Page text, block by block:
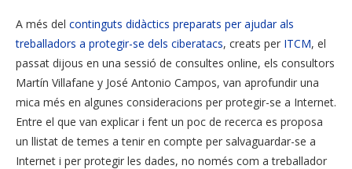
A més del continguts didàctics preparats per ajudar als
treballadors a protegir-se dels ciberatacs, creats per ITCM, el
passat dijous en una sessió de consultes online, els consultors
Martín Villafane y José Antonio Campos, van aprofundir una
mica més en algunes consideracions per protegir-se a Internet.
Entre el que van explicar i fent un poc de recerca es proposa
un llistat de temes a tenir en compte per salvaguardar-se a
Internet i per protegir les dades, no només com a treballador